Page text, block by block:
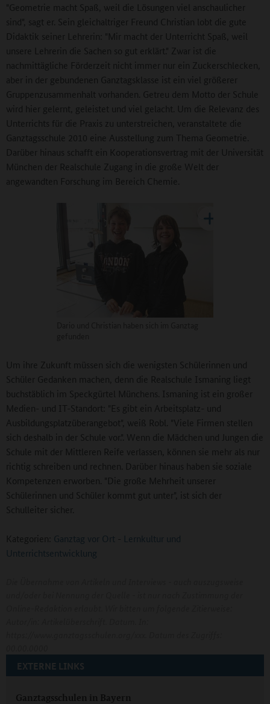
"Geometrie macht Spaß, weil die Lösungen viel anschaulicher
sind", sagt er. Sein gleichaltriger Freund Christian lobt die gute
Didaktik seiner Lehrerin: "Mir macht der Unterricht Spaß, weil
unsere Lehrerin die Sachen so gut erklärt." Zwar ist die
nachmittägliche Förderzeit nicht immer nur ein Zuckerschlecken,
aber in der gebundenen Ganztagsklasse ist ein viel größerer
Gruppenzusammenhalt vorhanden. Getreu dem Motto der Schule
wird hier gelernt, geleistet und viel gelacht. Um die Relevanz des
Unterrichts für die Praxis zu unterstreichen, veranstaltete die
Ganztagsschule 2010 eine Ausstellung zum Thema Geometrie.
Darüber hinaus schafft ein Kooperationsvertrag mit der Universität
München der Realschule Zugang in die große Welt der
angewandten Forschung im Bereich Chemie.
Um ihre Zukunft müssen sich die wenigsten Schülerinnen und
Schüler Gedanken machen, denn die Realschule Ismaning liegt
buchstäblich im Speckgürtel Münchens. Ismaning ist ein großer
Medien- und IT-Standort: "Es gibt ein Arbeitsplatz- und
Ausbildungsplatzüberangebot", weiß Robl. "Viele Firmen stellen
sich deshalb in der Schule vor.". Wenn die Mädchen und Jungen die
Schule mit der Mittleren Reife verlassen, können sie mehr als nur
richtig schreiben und rechnen. Darüber hinaus haben sie soziale
Kompetenzen erworben. "Die große Mehrheit unserer
Schülerinnen und Schüler kommt gut unter", ist sich der
Schulleiter sicher.
Kategorien: Ganztag vor Ort - Lernkultur und
Unterrichtsentwicklung
EXTERNE LINKS
Ganztagsschulen in Bayern